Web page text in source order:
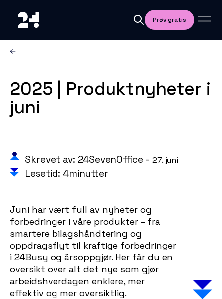
Prøv gratis
2025 | Produktnyheter i
juni
Skrevet av: 24SevenOffice - 27. juni
Lesetid: 4minutter
Juni har vært full av nyheter og
forbedringer i våre produkter – fra
smartere bilagshåndtering og
oppdragsflyt til kraftige forbedringer
i 24Busy og årsoppgjør. Her får du en
oversikt over alt det nye som gjør
arbeidshverdagen enklere, mer
effektiv og mer oversiktlig.